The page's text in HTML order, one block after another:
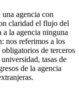
agencia con
claridad el flujo del
a la agencia ninguna
nos referimos a los
de terceros
tasas de
de la agencia